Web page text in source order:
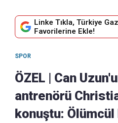
Linke Tıkla, Türkiye
Favorilerine Ekle!
SPOR
ÖZEL | Can
antrenörü
konuştu: